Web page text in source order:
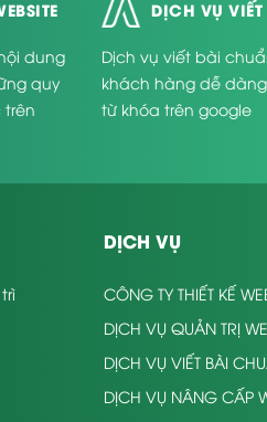
dung
quy
DỊCH VỤ
Dịch vụ viết bài
khách hàng dễ
từ khóa trên google
DỊCH VỤ
CÔNG TY THIẾT KẾ
DỊCH VỤ QUẢN TRỊ
DỊCH VỤ VIẾT BÀI
DỊCH VỤ NÂNG CẤP